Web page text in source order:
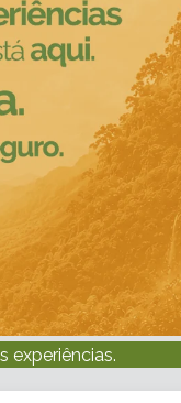
experiências.